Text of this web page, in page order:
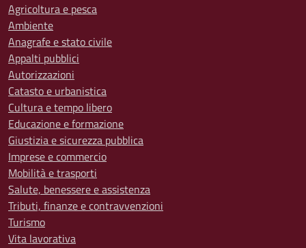
Agricoltura e pesca
Ambiente
Anagrafe e stato civile
Appalti pubblici
Autorizzazioni
Catasto e urbanistica
Cultura e tempo libero
Educazione e formazione
Giustizia e sicurezza pubblica
Imprese e commercio
Mobilità e trasporti
Salute, benessere e assistenza
Tributi, finanze e contravvenzioni
Turismo
Vita lavorativa